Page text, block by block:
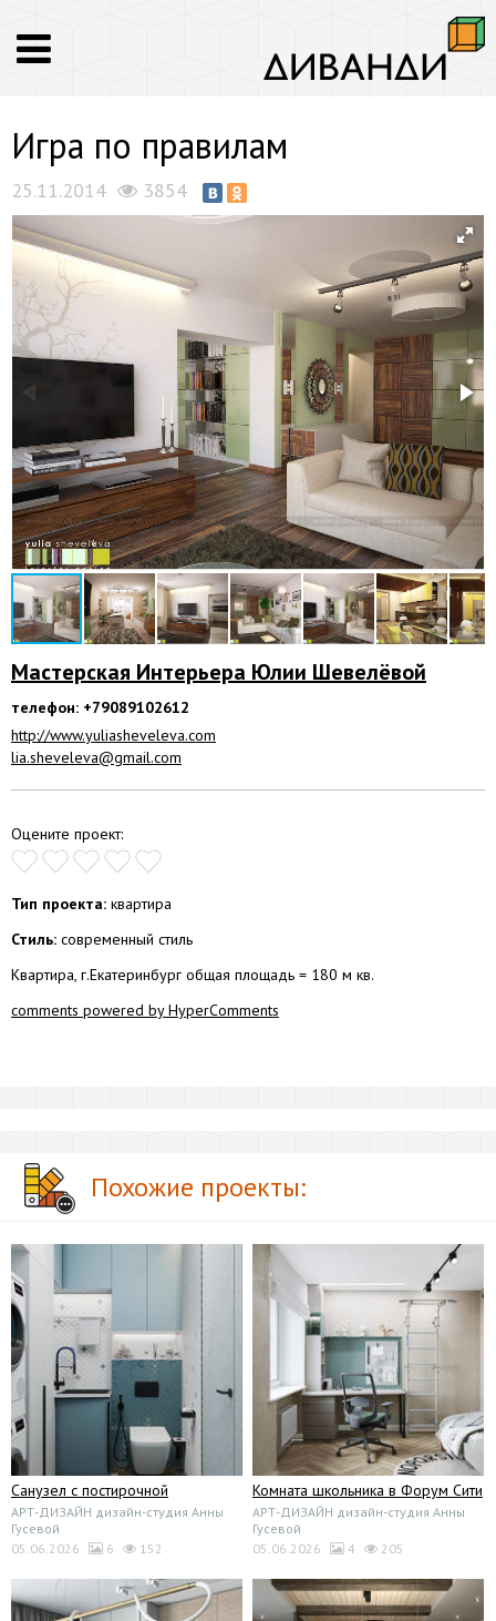
Игра по правилам
25.11.2014 3854
Мастерская Интерьера Юлии Шевелёвой
телефон: +79089102612
http://www.yuliasheveleva.com
lia.sheveleva@gmail.com
Оцените проект:
Тип проекта: квартира
Стиль: современный стиль
Квартира, г.Екатеринбург общая площадь = 180 м кв.
comments powered by HyperComments
Похожие проекты:
Санузел с постирочной
АРТ-ДИЗАЙН дизайн-студия Анны
Гусевой
05.06.2026
6 152
Комната школьника в Форум Сити
АРТ-ДИЗАЙН дизайн-студия Анны
Гусевой
05.06.2026
4 205